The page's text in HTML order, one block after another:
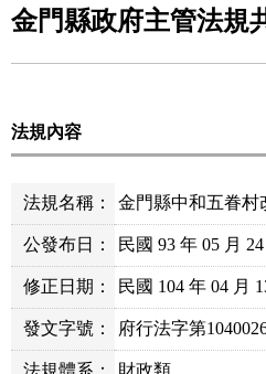
金門縣政府主管法規
法規內容
法規名稱： 金門縣中和五眷村
公發布日： 民國 93 年 05 月 24
修正日期： 民國 104 年 04 月
發文字號： 府行法字第
法規體系： 財政類